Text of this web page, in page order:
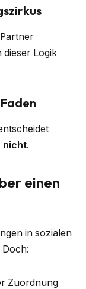
dieser Logik
nicht.
einen
in sozialen
Zuordnung